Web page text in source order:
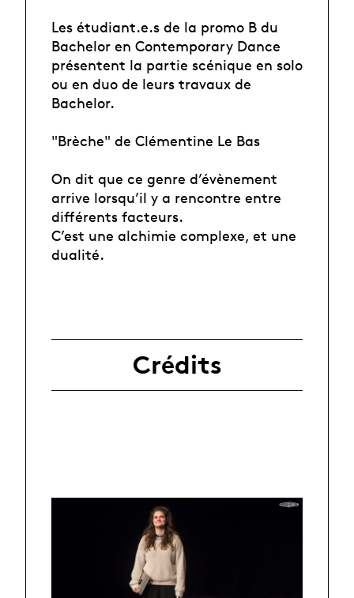
Les étudiant.e.s de la promo B du
Bachelor en Contemporary Dance
présentent la partie scénique en solo
ou en duo de leurs travaux de
Bachelor.
"Brèche" de Clémentine Le Bas
On dit que ce genre d’évènement
arrive lorsqu’il y a rencontre entre
différents facteurs.
C’est une alchimie complexe, et une
dualité.
Crédits